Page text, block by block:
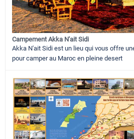
Campement Akka N'ait Sidi
Akka N'ait Sidi est un lieu qui vous offre
pour camper au Maroc en pleine desert